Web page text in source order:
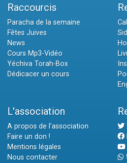
Raccourcis
Paracha de la semaine
Fêtes Juives
News
Cours Mp3-Vidéo
Yéchiva Torah-Box
Dédicacer un cours
L'association
A propos de l'association
Faire un don !
Mentions légales
Nous contacter